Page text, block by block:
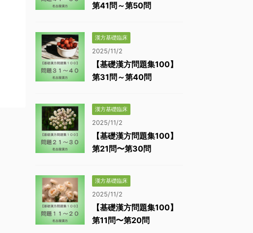
第41問～第50問
漢方基礎臨床
2025/11/2
【基礎漢方問題集100】
第31問～第40問
漢方基礎臨床
2025/11/2
【基礎漢方問題集100】
第21問〜第30問
漢方基礎臨床
2025/11/2
【基礎漢方問題集100】
第11問〜第20問